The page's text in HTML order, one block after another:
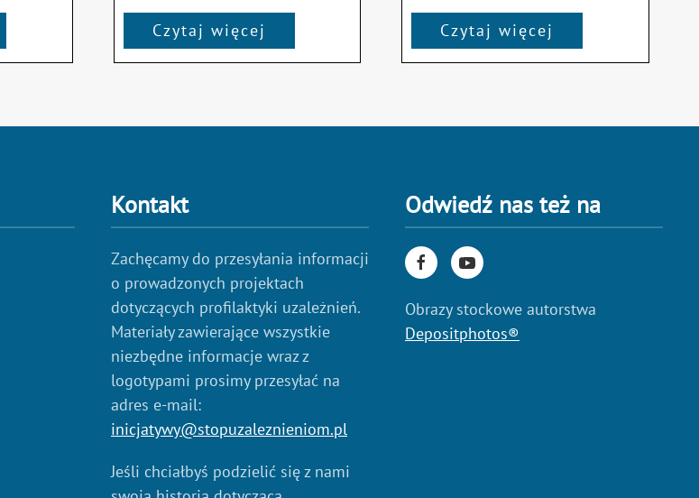
Czytaj więcej Czytaj więcej
Kontakt
Zachęcamy do przesyłania informacji
o prowadzonych projektach
dotyczących profilaktyki uzależnień.
Materiały zawierające wszystkie
niezbędne informacje wraz z
logotypami prosimy przesyłać na
adres e-mail:
inicjatywy@stopuzaleznieniom.pl
Jeśli chciałbyś podzielić się z nami
Odwiedź nas też na
Obrazy stockowe autorstwa
Depositphotos®